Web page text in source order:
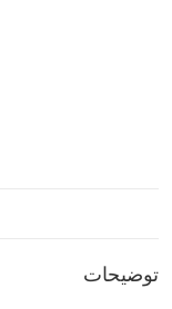
توضیحات